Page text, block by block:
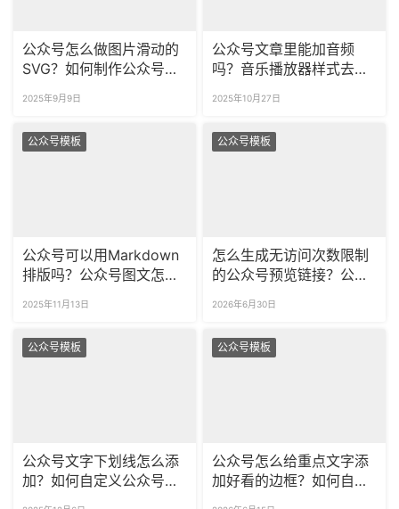
公众号怎么做图片滑动的
SVG？如何制作公众号点
2025年9月9日
公众号文章里能加音频
吗？音乐播放器样式去哪
2025年10月27日
公众号模板
公众号可以用Markdown
排版吗？公众号图文怎么
2025年11月13日
公众号模板
怎么生成无访问次数限制
的公众号预览链接？公众
更新？
2026年6月30日
公众号模板
公众号文字下划线怎么添
加？如何自定义公众号的
公众号模板
公众号怎么给重点文字添
加好看的边框？如何自定